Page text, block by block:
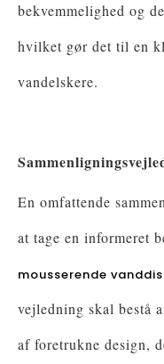
bekvemmelighed og
hvilket gør det til en
vandelskere.
En omfattende
at tage en informeret
mousserende
vejledning skal bestå
af foretrukne design,